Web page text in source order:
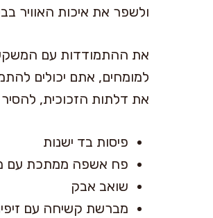
ולשפר את איכות האוויר
את ההתמודדות עם
למומחים, אתם יכולים
את דלתות הזכוכית, להסיר
פיסות בד ישנות
פח אשפה ממתכת עם
שואב אבק
מברשת קשיחה עם